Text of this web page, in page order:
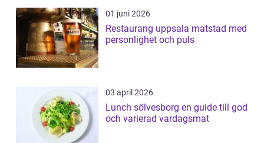
01 juni 2026
Restaurang uppsala matstad med
personlighet och puls
03 april 2026
Lunch sölvesborg en guide till god
och varierad vardagsmat